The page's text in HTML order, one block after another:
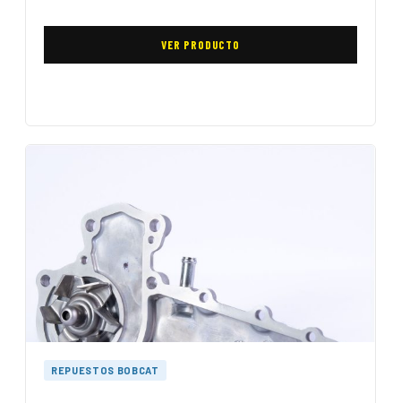
VER PRODUCTO
REPUESTOS BOBCAT